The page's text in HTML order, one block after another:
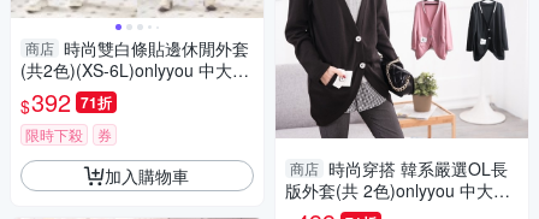
商店 時尚雙白條貼邊休閒外套
(共2色)(XS-6L)onlyyou 中大尺
碼 MIT台灣製 【A3357】
$392 71折
限時下殺 券
加入購物車 商店 時尚穿搭 韓系嚴選OL長
版外套(共 2色)onlyyou 中大尺
碼 MIT台灣製 A3565